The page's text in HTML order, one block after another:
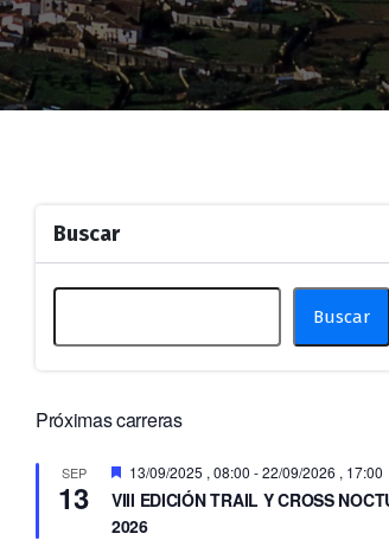
Buscar
Buscar
Próximas carreras
SEP
13
Destacado
13/09/2025 , 08:00 -22/09/2026 , 17:00
VIII EDICIÓN TRAIL Y CROSS
2026